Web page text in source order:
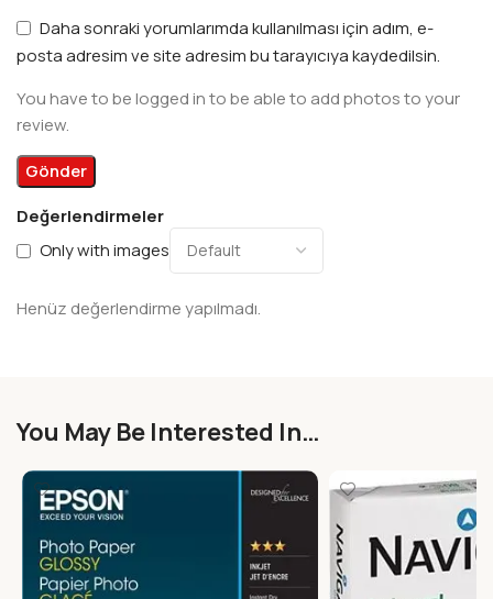
Değerlendirmeler
Only with images
Henüz değerlendirme yapılmadı.
Daha sonraki yorumlarımda kullanılması için adım, e-
posta adresim ve site adresim bu tarayıcıya kaydedilsin.
You have to be logged in to be able to add photos to your
review.
You May Be Interested In…